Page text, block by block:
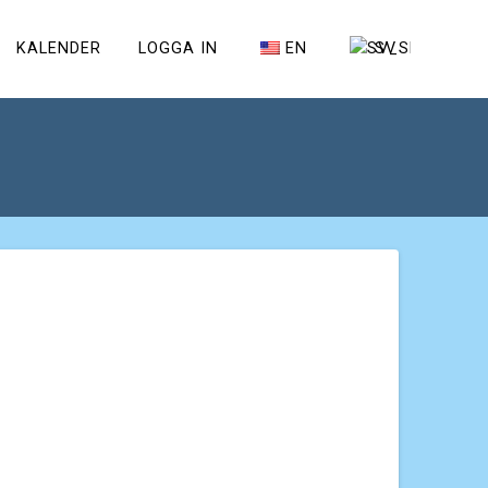
KALENDER LOGGA IN EN SV